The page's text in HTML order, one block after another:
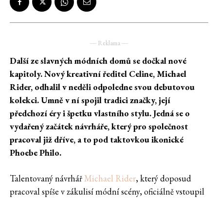
― Reklama ―
Další ze slavných módních domů se dočkal nové
kapitoly. Nový kreativní ředitel Celine, Michael
Rider, odhalil v neděli odpoledne svou debutovou
kolekci. Umně v ní spojil tradici značky, její
předchozí éry i špetku vlastního stylu. Jedná se o
vydařený začátek návrháře, který pro společnost
pracoval již dříve, a to pod taktovkou ikonické
Phoebe Philo.
Talentovaný návrhářMichael Rider, který doposud
pracoval spíše v zákulisí módní scény, oficiálně vstoupil